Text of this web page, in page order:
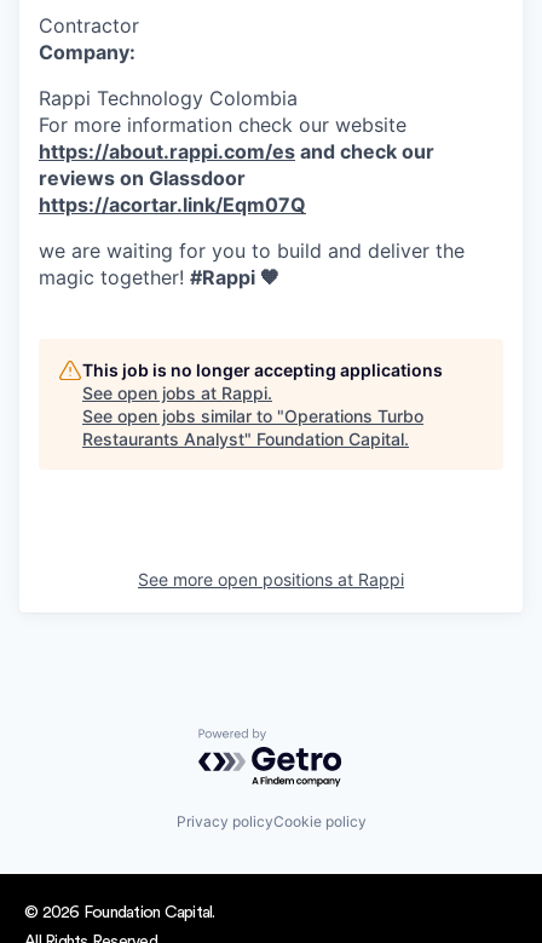
Contractor
Company:
Rappi Technology Colombia
For more information check our website
https://about.rappi.com/es and check our
reviews on Glassdoor
https://acortar.link/Eqm07Q
we are waiting for you to build and deliver the
magic together! #Rappi 🧡
This job is no longer accepting applications
See open jobs at Rappi.
See open jobs similar to "Operations Turbo
Restaurants Analyst" Foundation Capital.
See more open positions at Rappi
Powered by Getro.com
Privacy policyCookie policy
© 2026 Foundation Capital.